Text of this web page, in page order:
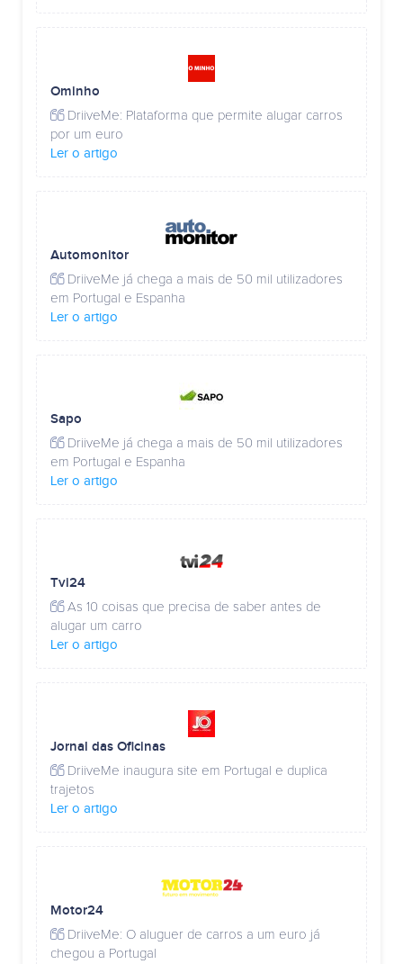
Ominho
DriiveMe: Plataforma que permite alugar carros
por um euro
Ler o artigo
Automonitor
DriiveMe já chega a mais de 50 mil utilizadores
em Portugal e Espanha
Ler o artigo
Sapo
DriiveMe já chega a mais de 50 mil utilizadores
em Portugal e Espanha
Ler o artigo
Tvi24
As 10 coisas que precisa de saber antes de
alugar um carro
Ler o artigo
Jornal das Oficinas
DriiveMe inaugura site em Portugal e duplica
trajetos
Ler o artigo
Motor24
DriiveMe: O aluguer de carros a um euro já
chegou a Portugal